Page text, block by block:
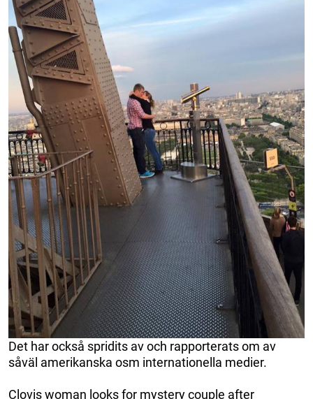
Det har också spridits av och rapporterats om av
såväl amerikanska osm internationella medier.
Clovis woman looks for mystery couple after